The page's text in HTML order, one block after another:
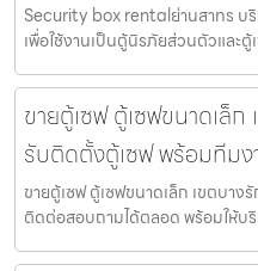
Security box rentalย่านสาทร บริ
เพื่อใช้งานเป็นตู้นิรภัยส่วนตัวและ
ขายตู้เซฟ ตู้เซฟขนาดเล็
รับติดตั้งตู้เซฟ พร้อมทีม
ขายตู้เซฟ ตู้เซฟขนาดเล็ก เขตบา
ติดต่อสอบถามได้ตลอด พร้อมให้บ